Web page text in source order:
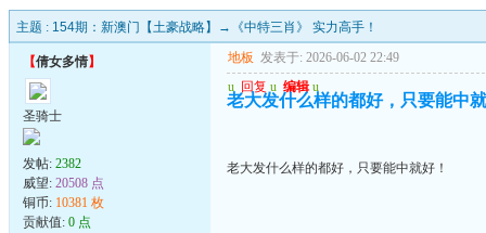
主题 : 154期：新澳门【土豪战略】→《中特三肖》 实力高手！
【倩女多情】
圣骑士
发帖: 2382
威望: 20508 点
铜币: 10381 枚
贡献值: 0 点
地板 发表于: 2026-06-02 22:49
u 回复 u 编辑 u
老大发什么样的都好，只要能中
老大发什么样的都好，只要能中就好！